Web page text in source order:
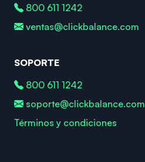
800 611 1242
ventas@clickbalance.com
SOPORTE
800 611 1242
soporte@clickbalance.com
Términos y condiciones